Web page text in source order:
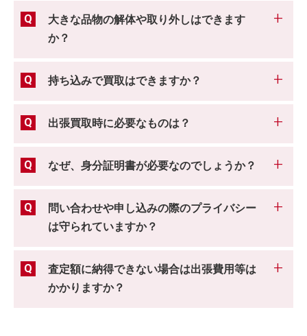
大きな品物の解体や取り外しはできます
か？
持ち込みで買取はできますか？
出張買取時に必要なものは？
なぜ、身分証明書が必要なのでしょうか？
問い合わせや申し込みの際のプライバシー
は守られていますか？
査定額に納得できない場合は出張費用等は
かかりますか？